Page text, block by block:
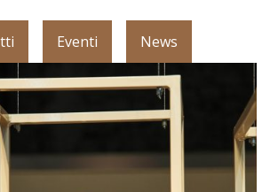
Eventi News